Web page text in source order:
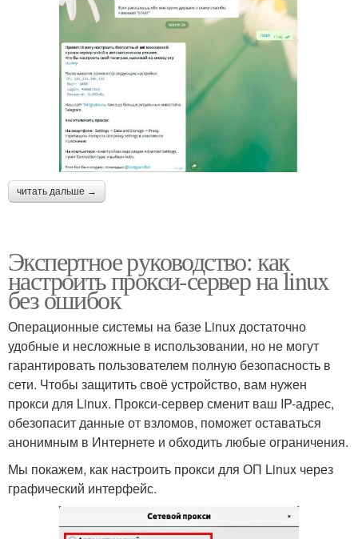
читать дальше →
Экспертное руководство: как
настроить прокси-сервер на linux
без ошибок
Операционные системы на базе Linux достаточно
удобные и несложные в использовании, но не могут
гарантировать пользователем полную безопасность в
сети. Чтобы защитить своё устройство, вам нужен
прокси для Linux. Прокси-сервер сменит ваш IP-адрес,
обезопасит данные от взломов, поможет оставаться
анонимным в Интернете и обходить любые ограничения.
Мы покажем, как настроить прокси для ОП Linux через
графический интерфейс.